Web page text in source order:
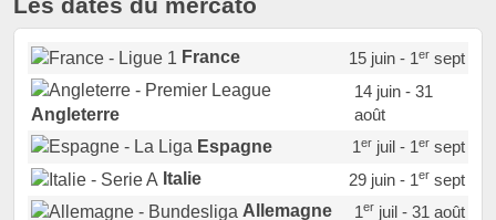
Les dates du mercato
France 15 juin - 1ersept
Angleterre
14 juin - 31
août
Espagne
1erjuil - 1ersept
Italie
29 juin - 1ersept
Allemagne
1erjuil - 31 août